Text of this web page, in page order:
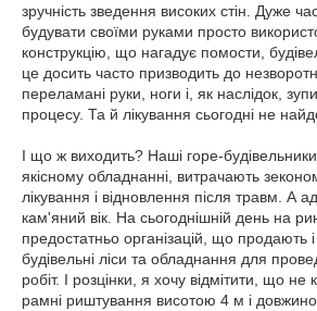
зручність зведення високих стін. Дуже
будувати своїми руками просто
конструкцію, що нагадує помости,
це досить часто призводить до
переламані руки, ноги і, як наслідок,
процесу. Та й лікування сьогодні не
І що ж виходить? Наші горе-
якісному обладнанні, витрачають
лікування і відновлення після травм. А
кам'яний вік. На сьогоднішній день на
предостатньо організацій, що продають
будівельні ліси та обладнання для
робіт. І розцінки, я хочу відмітити, що не
рамні риштування висотою 4 м і